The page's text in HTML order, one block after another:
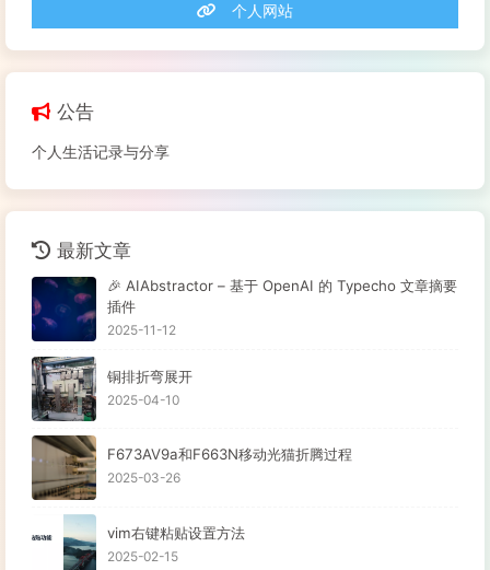
个人网站
公告
个人生活记录与分享
最新文章
🎉 AIAbstractor – 基于 OpenAI 的 Typecho 文章摘要
插件
2025-11-12
铜排折弯展开
2025-04-10
F673AV9a和F663N移动光猫折腾过程
2025-03-26
vim右键粘贴设置方法
2025-02-15